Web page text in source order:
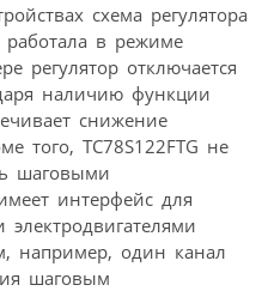
схема регулятора
в режиме
регулятор отключается
наличию функции
снижение
того, TC78S122FTG не
шаговыми
интерфейс для
например, один канал
шаговым